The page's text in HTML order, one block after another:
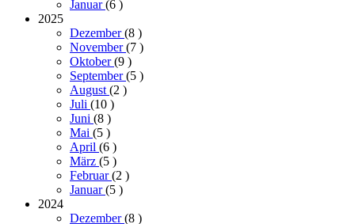
Januar(6 )
2025
Dezember(8 )
November(7 )
Oktober(9 )
September(5 )
August(2 )
Juli (10 )
Juni (8 )
Mai (5 )
April (6 )
März (5 )
Februar(2 )
Januar(5 )
2024
Dezember(8 )